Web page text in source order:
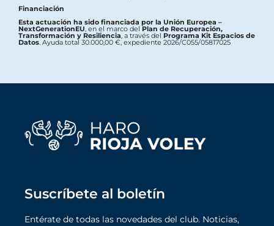
Financiación
Esta actuación ha sido financiada por la Unión Europea –
NextGenerationEU, en el marco del Plan de Recuperación,
Transformación y Resiliencia, a través del Programa Kit Espacios de
Datos. Ayuda total 30.000,00 €, expediente 2026/C055/05817025
Suscríbete al boletín
Entérate de todas las novedades del club. Noticias,